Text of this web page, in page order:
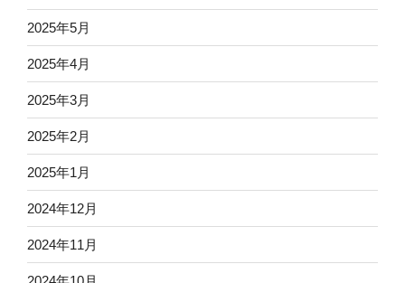
2025年5月
2025年4月
2025年3月
2025年2月
2025年1月
2024年12月
2024年11月